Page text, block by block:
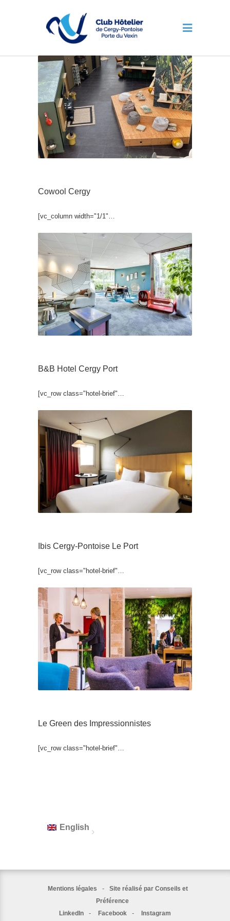
Cowool Cergy
[vc_column width="1/1"…
B&B Hotel Cergy Port
[vc_row class="hotel-brief"…
Ibis Cergy-Pontoise Le Port
[vc_row class="hotel-brief"…
Le Green des Impressionnistes
[vc_row class="hotel-brief"…
English
Mentions légales -
Site réalisé par Conseils et
Préférence
LinkedIn
- Facebook - Instagram